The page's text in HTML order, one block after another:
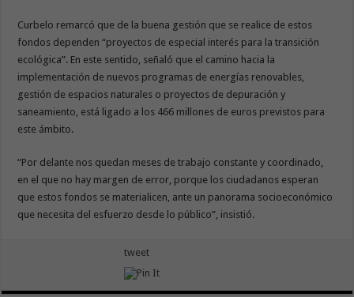
Curbelo remarcó que de la buena gestión que se realice de estos
fondos dependen “proyectos de especial interés para la transición
ecológica”. En este sentido, señaló que el camino hacia la
implementación de nuevos programas de energías renovables,
gestión de espacios naturales o proyectos de depuración y
saneamiento, está ligado a los 466 millones de euros previstos para
este ámbito.
“Por delante nos quedan meses de trabajo constante y coordinado,
en el que no hay margen de error, porque los ciudadanos esperan
que estos fondos se materialicen, ante un panorama socioeconómico
que necesita del esfuerzo desde lo público”, insistió.
tweet